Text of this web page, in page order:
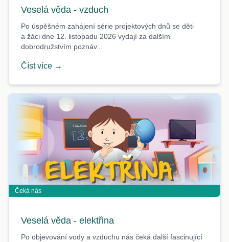
Veselá věda - vzduch
Po úspěšném zahájení série projektových dnů se děti
a žáci dne 12. listopadu 2026 vydají za dalším
dobrodružstvím poznáv...
Číst více →
Čeká nás
Veselá věda - elektřina
Po objevování vody a vzduchu nás čeká další fascinující